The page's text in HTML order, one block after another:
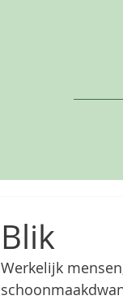
Blik
Werkelijk